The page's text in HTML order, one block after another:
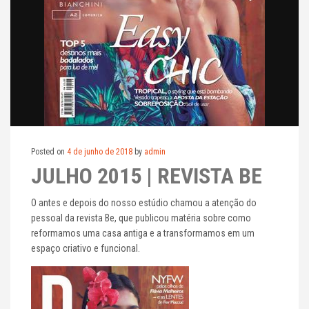
Posted on 4 de junho de 2018 by admin
JULHO 2015 | REVISTA BE
O antes e depois do nosso estúdio chamou a atenção do
pessoal da revista Be, que publicou matéria sobre como
reformamos uma casa antiga e a transformamos em um
espaço criativo e funcional.